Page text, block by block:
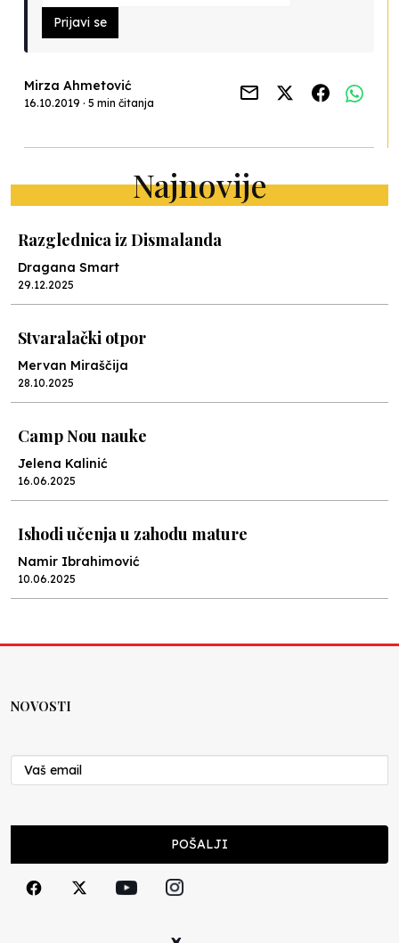
Prijavi se
Mirza Ahmetović
16.10.2019 · 5 min čitanja
Najnovije
Razglednica iz Dismalanda
Dragana Smart
29.12.2025
Stvaralački otpor
Mervan Miraščija
28.10.2025
Camp Nou nauke
Jelena Kalinić
16.06.2025
Ishodi učenja u zahodu mature
Namir Ibrahimović
10.06.2025
Nenad Veličković
29.10.2024
Cuke i djeca
NOVOSTI
POŠALJI